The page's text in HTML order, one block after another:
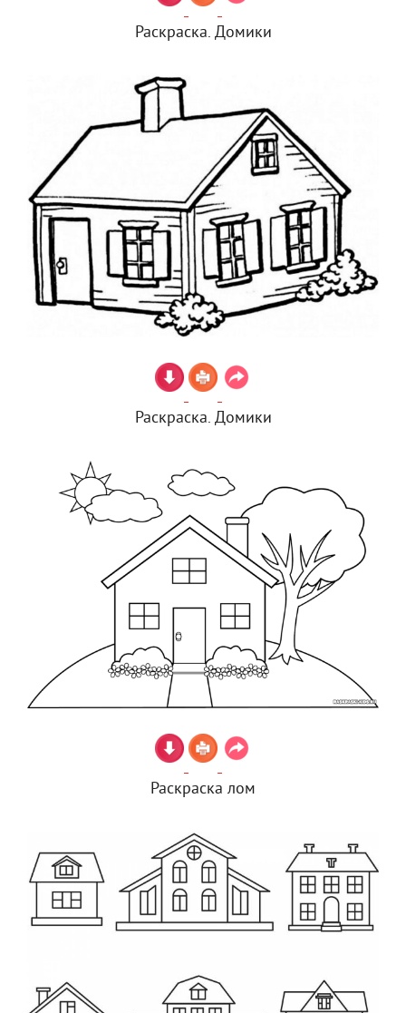
Раскраска. Домики
Раскраска. Домики
Раскраска лом